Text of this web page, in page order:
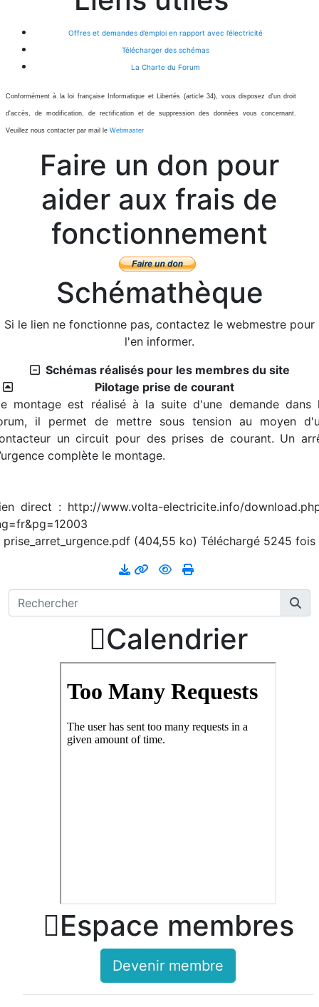
Offres et demandes d’emploi en rapport avec l’électricité
Télécharger des schémas
La Charte du Forum
Conformément à la loi française Informatique et Libertés (article 34), vous disposez d'un droit
d'accès, de modification, de rectification et de suppression des données vous concernant.
Veuillez nous contacter par mail le Webmaster
Faire un don pour
aider aux frais de
fonctionnement
Schémathèque
Si le lien ne fonctionne pas, contactez le webmestre pour
l'en informer.
Schémas réalisés pour les membres du site
Pilotage prise de courant
montage est réalisé à la suite d'une demande dans
il permet de mettre sous tension au moyen
un circuit pour des prises de courant. Un
complète le montage.
direct : http://www.volta-electricite.info/
prise_arret_urgence.pdf (404,55 ko) Téléchargé 5245 fois
Calendrier
Espace membres
Devenir membre